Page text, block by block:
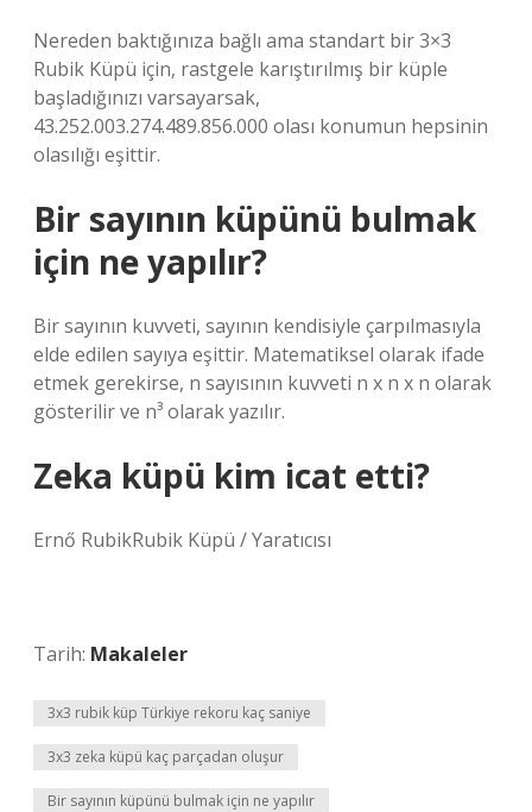
Nereden baktığınıza bağlı ama standart bir 3×3
Rubik Küpü için, rastgele karıştırılmış bir küple
başladığınızı varsayarsak,
43.252.003.274.489.856.000 olası konumun hepsinin
olasılığı eşittir.
Bir sayının küpünü bulmak
için ne yapılır?
Bir sayının kuvveti, sayının kendisiyle çarpılmasıyla
elde edilen sayıya eşittir. Matematiksel olarak ifade
etmek gerekirse, n sayısının kuvveti n x n x n olarak
gösterilir ve n³ olarak yazılır.
Zeka küpü kim icat etti?
Ernő RubikRubik Küpü / Yaratıcısı
Tarih: Makaleler
3x3 rubik küp Türkiye rekoru kaç saniye
3x3 zeka küpü kaç parçadan oluşur
Bir sayının küpünü bulmak için ne yapılır